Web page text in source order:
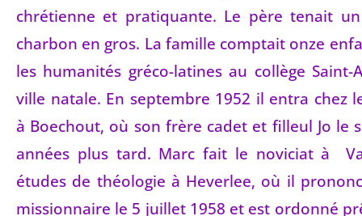
chrétienne et pratiquante. Le père tenait
charbon en gros. La famille comptait onze
les humanités gréco-latines au collège Saint-
ville natale. En septembre 1952 il entra chez
à Boechout, où son frère cadet et filleul Jo le
années plus tard. Marc fait le noviciat à
études de théologie à Heverlee, où il
missionnaire le 5 juillet 1958 et est ordonné